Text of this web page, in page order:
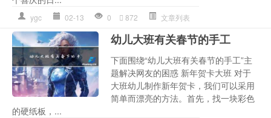
ygc 02-13 0 872 文章列表
幼儿大班有关春节的手工
下面围绕“幼儿大班有关春节的手工”主
题解决网友的困惑 新年贺卡大班 对于
大班幼儿制作新年贺卡，我们可以采用
简单而漂亮的方法。首先，找一块彩色
的硬纸板，...